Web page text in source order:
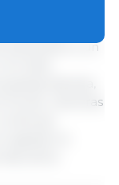
a Dinamarca,
de
equivalían a un
esta
danesa,
brote, mientras
agrado la